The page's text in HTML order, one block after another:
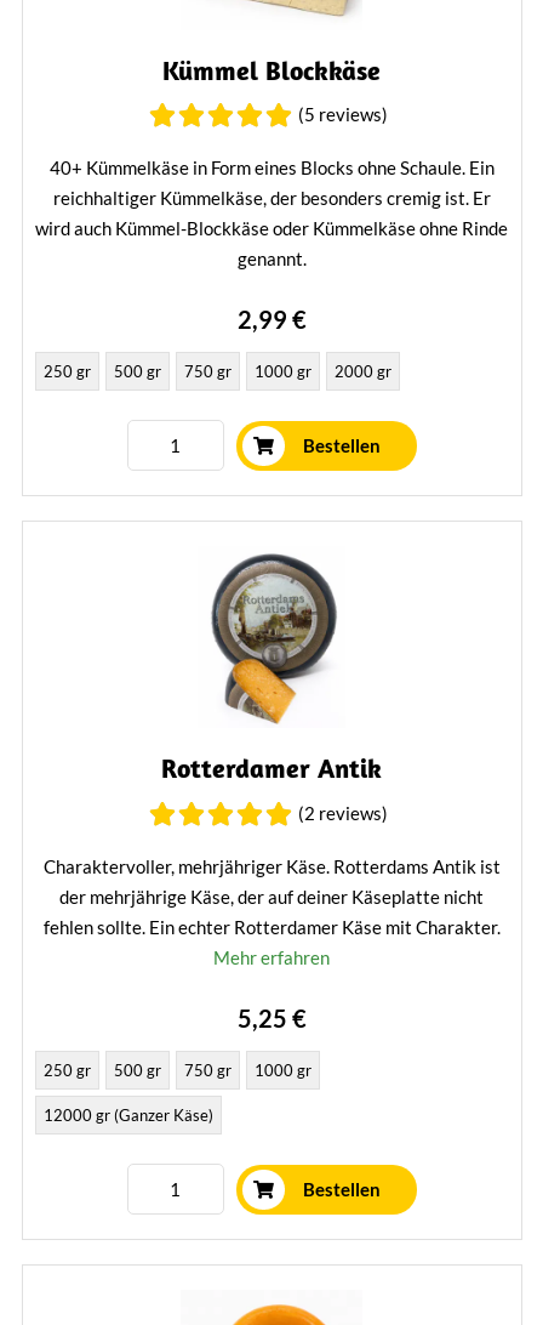
Kümmel Blockkäse
(5 reviews)
40+ Kümmelkäse in Form eines Blocks ohne Schaule. Ein
reichhaltiger Kümmelkäse, der besonders cremig ist. Er
wird auch Kümmel-Blockkäse oder Kümmelkäse ohne Rinde
genannt.
2,99 €
250 gr 500 gr 750 gr 1000 gr 2000 gr
Bestellen
Rotterdamer Antik
(2 reviews)
Charaktervoller, mehrjähriger Käse. Rotterdams Antik ist
der mehrjährige Käse, der auf deiner Käseplatte nicht
fehlen sollte. Ein echter Rotterdamer Käse mit Charakter.
Mehr erfahren
5,25 €
250 gr 500 gr 750 gr 1000 gr
12000 gr (Ganzer Käse)
Bestellen